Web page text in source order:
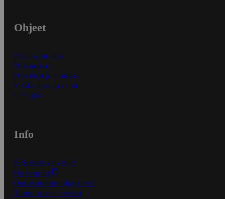
Ohjeet
Ensitilaajan ohjeet
Näin maksat
Näin tilaat ja muokkaat
Kaikki ohjeet ja vinkit
In English
Info
S-Business yrityksille
Oiva-raportit
Osuuskauppojen yhteystiedot
Tilaus- ja toimitusehdot